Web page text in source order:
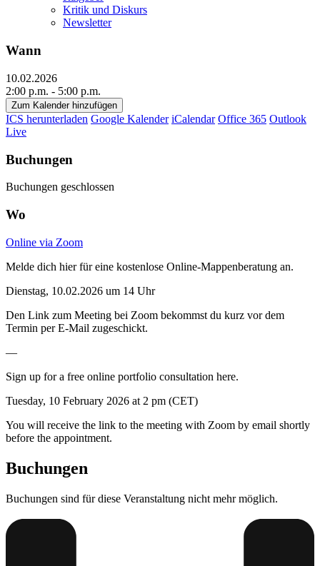
Kritik und Diskurs
Newsletter
Wann
10.02.2026
2:00 p.m. - 5:00 p.m.
Zum Kalender hinzufügen
ICS herunterladen Google Kalender iCalendar Office 365 Outlook
Live
Buchungen
Buchungen geschlossen
Wo
Online via Zoom
Melde dich hier für eine kostenlose Online-Mappenberatung an.
Dienstag, 10.02.2026 um 14 Uhr
Den Link zum Meeting bei Zoom bekommst du kurz vor dem
Termin per E-Mail zugeschickt.
—
Sign up for a free online portfolio consultation here.
Tuesday, 10 February 2026 at 2 pm (CET)
You will receive the link to the meeting with Zoom by email shortly
before the appointment.
Buchungen
Buchungen sind für diese Veranstaltung nicht mehr möglich.